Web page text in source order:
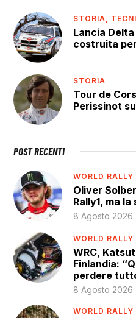
STORIA,
Lancia
costruita
STORIA
Tour de
Perissinot
POST RECENTI
WORLD
Oliver
Rally1, ma
8 Agosto 2026
WORLD
WRC,
Finlandia:
perdere
8 Agosto 2026
WORLD